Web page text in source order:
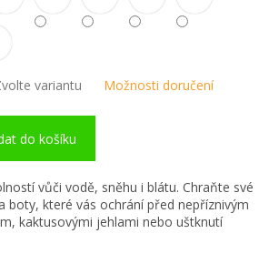
variantu Možnosti doručení
do košíku
vůči vodě, sněhu i blátu. Chraňte své
boty, které vás ochrání před nepříznivým
kaktusovými jehlami nebo uštknutí